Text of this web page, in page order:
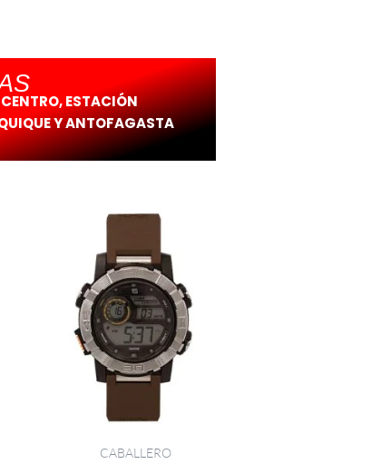
ESTACIÓN
Y ANTOFAGASTA
CABALLERO